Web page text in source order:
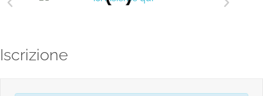
Iscrizione